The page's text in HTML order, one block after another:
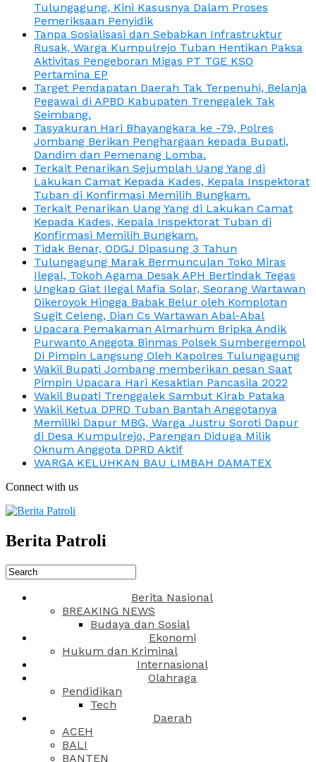
Tulungagung, Kini Kasusnya Dalam Proses
Pemeriksaan Penyidik
Tanpa Sosialisasi dan Sebabkan Infrastruktur
Rusak, Warga Kumpulrejo Tuban Hentikan Paksa
Aktivitas Pengeboran Migas PT TGE KSO
Pertamina EP
Target Pendapatan Daerah Tak Terpenuhi, Belanja
Pegawai di APBD Kabupaten Trenggalek Tak
Seimbang.
Tasyakuran Hari Bhayangkara ke -79, Polres
Jombang Berikan Penghargaan kepada Bupati,
Dandim dan Pemenang Lomba.
Terkait Penarikan Sejumplah Uang Yang di
Lakukan Camat Kepada Kades, Kepala Inspektorat
Tuban di Konfirmasi Memilih Bungkam.
Terkait Penarikan Uang Yang di Lakukan Camat
Kepada Kades, Kepala Inspektorat Tuban di
Konfirmasi Memilih Bungkam.
Tidak Benar, ODGJ Dipasung 3 Tahun
Tulungagung Marak Bermunculan Toko Miras
Ilegal, Tokoh Agama Desak APH Bertindak Tegas
Ungkap Giat Ilegal Mafia Solar, Seorang Wartawan
Dikeroyok Hingga Babak Belur oleh Komplotan
Sugit Celeng, Dian Cs Wartawan Abal-Abal
Upacara Pemakaman Almarhum Bripka Andik
Purwanto Anggota Binmas Polsek Sumbergempol
Di Pimpin Langsung Oleh Kapolres Tulungagung
Wakil Bupati Jombang memberikan pesan Saat
Pimpin Upacara Hari Kesaktian Pancasila 2022
Wakil Bupati Trenggalek Sambut Kirab Pataka
Wakil Ketua DPRD Tuban Bantah Anggotanya
Memiliki Dapur MBG, Warga Justru Soroti Dapur
di Desa Kumpulrejo, Parengan Diduga Milik
Oknum Anggota DPRD Aktif
WARGA KELUHKAN BAU LIMBAH DAMATEX
Connect with us
Berita Patroli
Berita Nasional
BREAKING NEWS
Budaya dan Sosial
Ekonomi
Hukum dan Kriminal
Internasional
Olahraga
Pendidikan
Tech
Daerah
ACEH
BALI
BANTEN